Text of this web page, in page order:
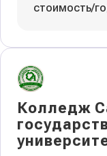
стоимость/
Колледж